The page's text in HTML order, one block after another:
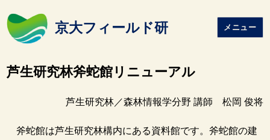
京大フィールド研 メニュー
芦生研究林斧蛇館リニューアル
芦生研究林／森林情報学分野 講師 松岡 俊将
斧蛇館は芦生研究林構内にある資料館です。斧蛇館の建